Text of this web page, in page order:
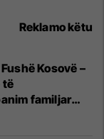
Reklamo këtu
Kosovë –
të
familjar